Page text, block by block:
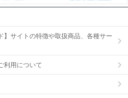
】サイトの特徴や取扱商品、各種サー
利用について